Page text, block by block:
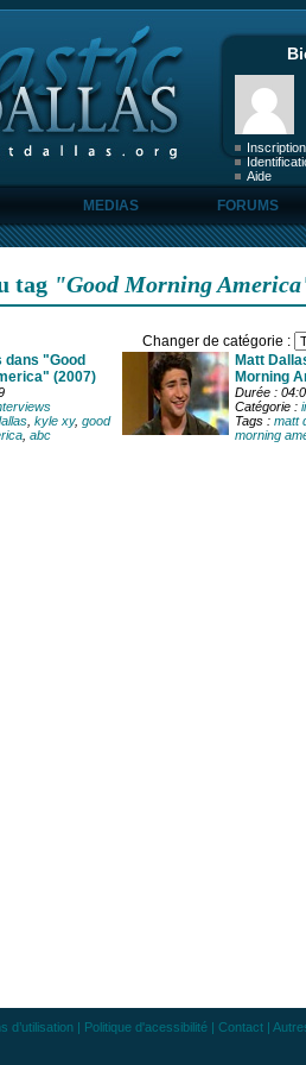
Inscription
Aide
MEDIAS FORUMS
tag "Good Morning
Changer de catégorie :
dans "Good
(2007)
kyle xy, good
abc
Matt
Morning
Durée :
Catégorie :
Tags : matt
morning
d’utilisation | Politique d'acessibilité | Contact |